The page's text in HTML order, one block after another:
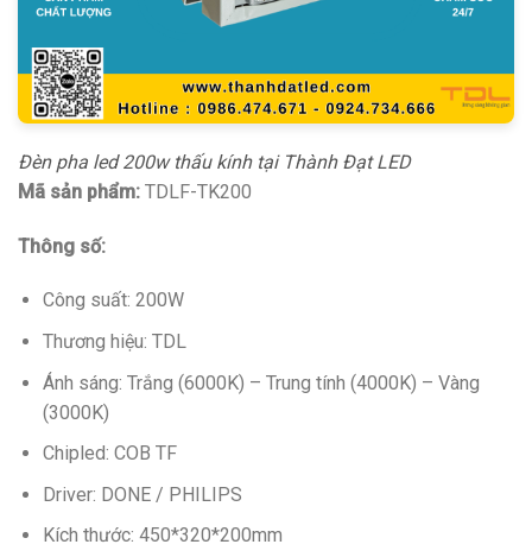
Đèn pha led 200w thấu kính tại Thành Đạt LED
Mã sản phẩm: TDLF-TK200
Thông số:
Công suất: 200W
Thương hiệu: TDL
Ánh sáng: Trắng (6000K) – Trung tính (4000K) – Vàng
(3000K)
Chipled: COB TF
Driver: DONE / PHILIPS
Kích thước: 450*320*200mm